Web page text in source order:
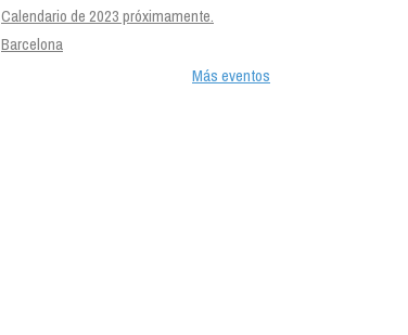
Calendario de 2023 próximamente.
Barcelona
Más eventos